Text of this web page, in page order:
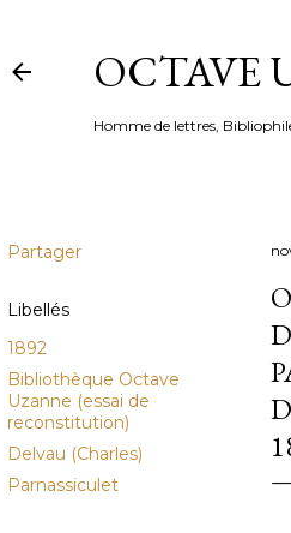
OCTAVE
Homme de lettres,
Partager
Libellés
1892
Bibliothèque Octave
Uzanne (essai de
reconstitution)
Delvau (Charles)
Parnassiculet